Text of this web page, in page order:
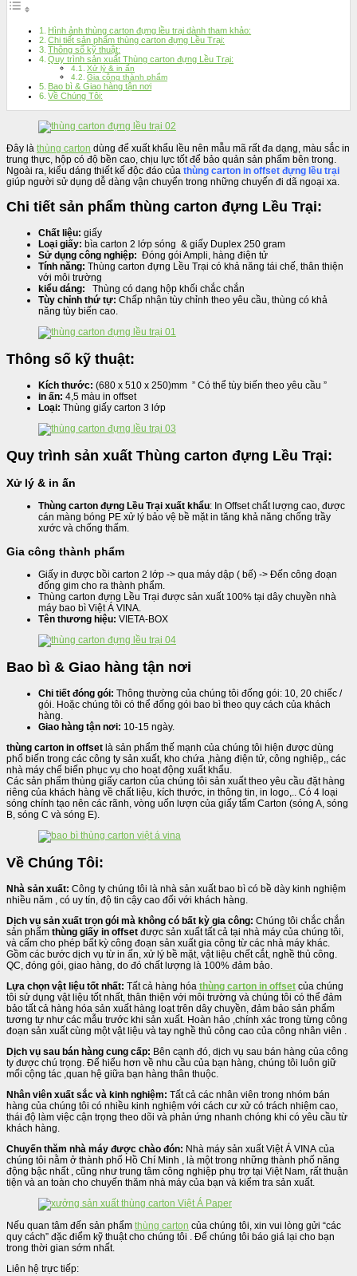
Hình ảnh thùng carton đựng lều trại dành tham khảo:
Chi tiết sản phẩm thùng carton đựng Lều Trại:
Thông số kỹ thuật:
Quy trình sản xuất Thùng carton đựng Lều Trại:
Xử lý & in ấn
Gia công thành phẩm
Bao bì & Giao hàng tận nơi
Về Chúng Tôi:
Đây là thùng carton dùng để xuất khẩu lều nên mẫu mã rất đa dạng, màu sắc in
trung thực, hộp có độ bền cao, chịu lực tốt để bảo quản sản phẩm bên trong.
Ngoài ra, kiểu dáng thiết kế độc đáo của thùng carton in offset đựng lều trại
giúp người sử dụng dễ dàng vận chuyển trong những chuyến đi dã ngoại xa.
Chi tiết sản phẩm thùng carton đựng Lều Trại:
Chất liệu: giấy
Loại giấy: bìa carton 2 lớp sóng & giấy Duplex 250 gram
Sử dụng công nghiệp: Đóng gói Ampli, hàng điện tử
Tính năng: Thùng carton đựng Lều Trại có khả năng tái chế, thân thiện
với môi trường
kiểu dáng: Thùng có dạng hộp khối chắc chắn
Tùy chỉnh thứ tự: Chấp nhận tùy chỉnh theo yêu cầu, thùng có khả
năng tùy biến cao.
Thông số kỹ thuật:
Kích thước: (680 x 510 x 250)mm ” Có thể tùy biến theo yêu cầu ”
in ấn: 4,5 màu in offset
Loại: Thùng giấy carton 3 lớp
Quy trình sản xuất Thùng carton đựng Lều Trại:
Xử lý & in ấn
Thùng carton đựng Lều Trại xuất khẩu: In Offset chất lượng cao, được
cán màng bóng PE xử lý bảo vệ bề mặt in tăng khả năng chống trầy
xước và chống thấm.
Gia công thành phẩm
Giấy in được bồi carton 2 lớp -> qua máy dập ( bế) -> Đến công đoạn
đống gim cho ra thành phẩm.
Thùng carton đựng Lều Trại được sản xuất 100% tại dây chuyền nhà
máy bao bì Việt Á VINA.
Tên thương hiệu: VIETA-BOX
Bao bì & Giao hàng tận nơi
Chi tiết đóng gói: Thông thường của chúng tôi đống gói: 10, 20 chiếc /
gói. Hoặc chúng tôi có thể đống gói bao bì theo quy cách của khách
hàng.
Giao hàng tận nơi: 10-15 ngày.
thùng carton in offset là sản phẩm thế mạnh của chúng tôi hiện được dùng
phổ biến trong các công ty sản xuất, kho chứa ,hàng điện tử, công nghiệp,, các
nhà máy chế biến phục vụ cho hoạt động xuất khẩu.
Các sản phẩm thùng giấy carton của chúng tôi sản xuất theo yêu cầu đặt hàng
riêng của khách hàng về chất liệu, kích thước, in thông tin, in logo,.. Có 4 loại
sóng chính tạo nên các rãnh, vòng uốn lượn của giấy tấm Carton (sóng A, sóng
B, sóng C và sóng E).
Về Chúng Tôi:
Nhà sản xuất: Công ty chúng tôi là nhà sản xuất bao bì có bề dày kinh nghiệm
nhiều năm , có uy tín, độ tin cậy cao đối với khách hàng.
Dịch vụ sản xuất trọn gói mà không có bất kỳ gia công: Chúng tôi chắc chắn
sản phẩm thùng giấy in offset được sản xuất tất cả tại nhà máy của chúng tôi,
và cấm cho phép bất kỳ công đoạn sản xuất gia công từ các nhà máy khác.
Gồm các bước dịch vụ từ in ấn, xử lý bề mặt, vật liệu chết cắt, nghề thủ công.
QC, đóng gói, giao hàng, do đó chất lượng là 100% đảm bảo.
Lựa chọn vật liệu tốt nhất: Tất cả hàng hóa thùng carton in offset của chúng
tôi sử dụng vật liệu tốt nhất, thân thiện với môi trường và chúng tôi có thể đảm
bảo tất cả hàng hóa sản xuất hàng loạt trên dây chuyền, đảm bảo sản phẩm
tương tự như các mẫu trước khi sản xuất. Hoàn hảo ,chính xác trong từng công
đoạn sản xuất cùng một vật liệu và tay nghề thủ công cao của công nhân viên .
Dịch vụ sau bán hàng cung cấp: Bên cạnh đó, dịch vụ sau bán hàng của công
ty được chú trọng. Để hiểu hơn về nhu cầu của bạn hàng, chúng tôi luôn giữ
mối cộng tác ,quan hệ giữa bạn hàng thân thuộc.
Nhân viên xuất sắc và kinh nghiệm: Tất cả các nhân viên trong nhóm bán
hàng của chúng tôi có nhiều kinh nghiệm với cách cư xử có trách nhiệm cao,
thái độ làm việc cận trọng theo dõi và phản ứng nhanh chóng khi có yêu cầu từ
khách hàng.
Chuyến thăm nhà máy được chào đón: Nhà máy sản xuất Việt Á VINA của
chúng tôi nằm ở thành phố Hồ Chí Minh , là một trong những thành phố năng
động bậc nhất , cũng như trung tâm công nghiệp phụ trợ tại Việt Nam, rất thuận
tiện và an toàn cho chuyến thăm nhà máy của bạn và kiểm tra sản xuất.
Nếu quan tâm đến sản phẩm thùng carton của chúng tôi, xin vui lòng gửi “các
quy cách” đặc điểm kỹ thuật cho chúng tôi . Để chúng tôi báo giá lại cho bạn
trong thời gian sớm nhất.
Liên hệ trực tiếp: